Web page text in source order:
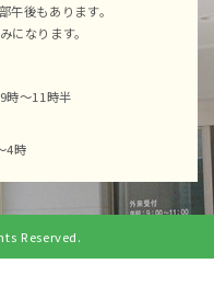
午後もあります。
になります。
～11時半
4時
Reserved.